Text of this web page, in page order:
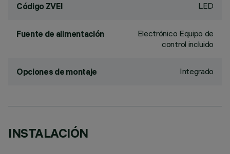
Código ZVEI LED
Fuente de alimentación
Electrónico Equipo de
control incluido
Opciones de montaje Integrado
INSTALACIÓN